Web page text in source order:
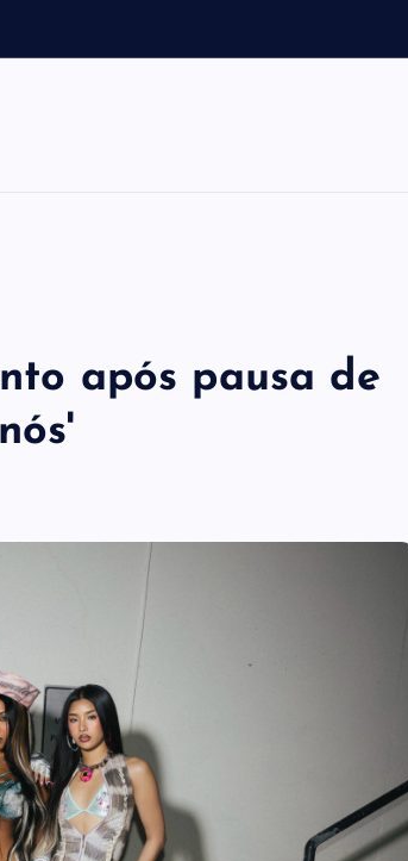
após pausa de